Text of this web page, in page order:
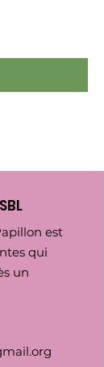
est
qui
un